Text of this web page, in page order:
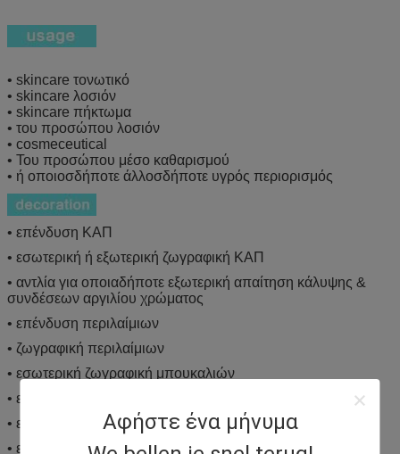
Αφήστε ένα μήνυμα
• skincare τονωτικό
• skincare λοσιόν
• skincare πήκτωμα
• του προσώπου λοσιόν
• cosmeceutical
• Του προσώπου μέσο καθαρισμού
• ή οποιοσδήποτε άλλοσδήποτε υγρός περιορισμός
• επένδυση ΚΑΠ
• εσωτερική ή εξωτερική ζωγραφική ΚΑΠ
• αντλία για οποιαδήποτε εξωτερική απαίτηση κάλυψης &
συνδέσεων αργιλίου χρώματος
• επένδυση περιλαίμιων
• ζωγραφική περιλαίμιων
• εσωτερική ζωγραφική μπουκαλιών
• εσωτερική ζωγραφική μπουκαλιών
• εξωτερική ζωγραφική μπουκαλιών
• εξωτερική εκτύπωση μπουκαλιών